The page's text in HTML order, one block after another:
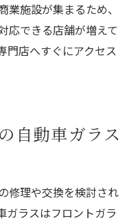
施設が集まるため、
応できる店舗が増えて
門店へすぐにアクセス
自動車ガラス
修理や交換を検討され
ガラスはフロントガラ